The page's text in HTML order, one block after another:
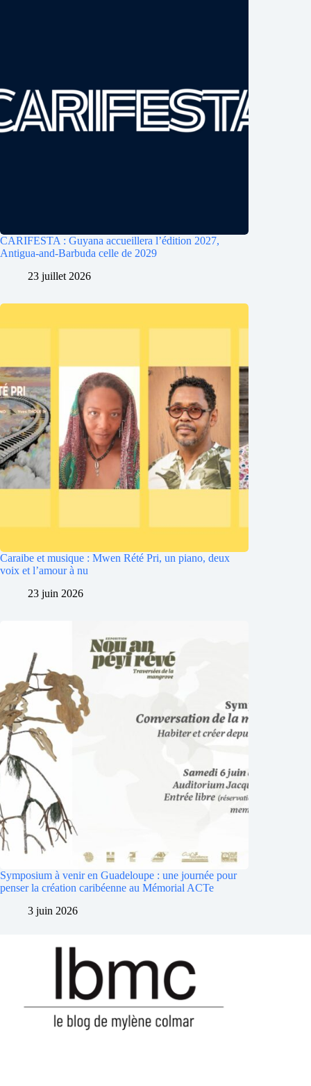
CARIFESTA : Guyana accueillera l’édition 2027,
Antigua-and-Barbuda celle de 2029
23 juillet 2026
Caraibe et musique : Mwen Rété Pri, un piano, deux
voix et l’amour à nu
23 juin 2026
Symposium à venir en Guadeloupe : une journée pour
penser la création caribéenne au Mémorial ACTe
3 juin 2026